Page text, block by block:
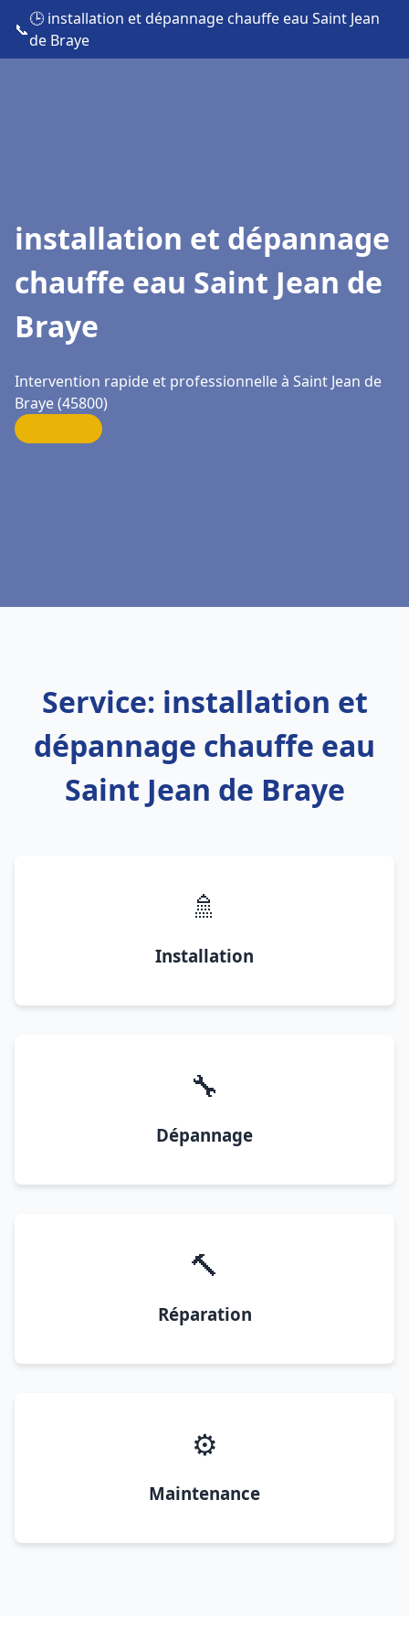
📞
🕒 installation et dépannage chauffe eau Saint Jean
de Braye
installation et dépannage
chauffe eau Saint Jean de
Braye
Intervention rapide et professionnelle à Saint Jean de
Braye (45800)
Service: installation et
dépannage chauffe eau
Saint Jean de Braye
🚿
Installation
🔧
Dépannage
🔨
Réparation
⚙️
Maintenance